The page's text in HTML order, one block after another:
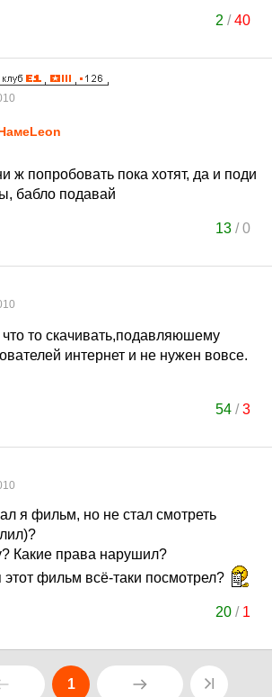
2 /40
ж попробовать пока хотят, да и поди
бабло подавай
13 /0
то скачивать,подавляюшему
интернет и не нужен вовсе.
54 /3
я фильм, но не стал смотреть
Какие права нарушил?
этот фильм всё-таки посмотрел?
20 / 1
1